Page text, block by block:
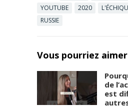
YOUTUBE
2020
RUSSIE
Vous pourriez aimer
de
est